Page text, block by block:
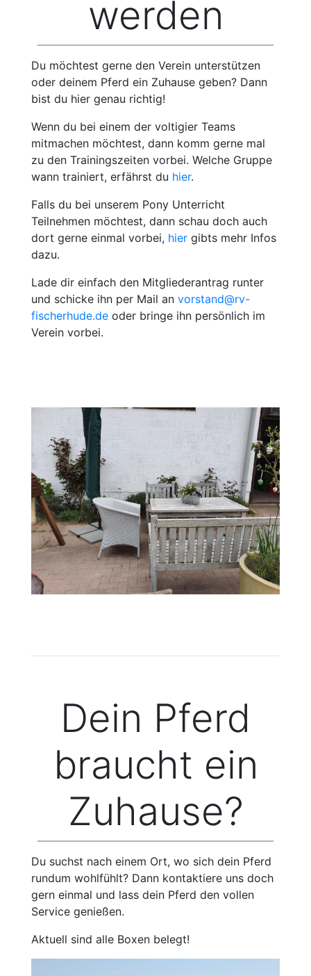
werden
Du möchtest gerne den Verein unterstützen
oder deinem Pferd ein Zuhause geben? Dann
bist du hier genau richtig!
Wenn du bei einem der voltigier Teams
mitmachen möchtest, dann komm gerne mal
zu den Trainingszeiten vorbei. Welche Gruppe
wann trainiert, erfährst du hier.
Falls du bei unserem Pony Unterricht
Teilnehmen möchtest, dann schau doch auch
dort gerne einmal vorbei, hier gibts mehr Infos
dazu.
Lade dir einfach den Mitgliederantrag runter
und schicke ihn per Mail an vorstand@rv-
fischerhude.de oder bringe ihn persönlich im
Verein vorbei.
Dein Pferd
braucht ein
Zuhause?
Du suchst nach einem Ort, wo sich dein Pferd
rundum wohlfühlt? Dann kontaktiere uns doch
gern einmal und lass dein Pferd den vollen
Service genießen.
Aktuell sind alle Boxen belegt!